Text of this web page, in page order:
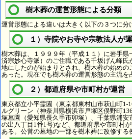
樹木葬の運営形態による分類
運営形態による違いは大きく以下の３つに分
１）寺院やお寺や宗教法人が
樹木葬は、１９９９年（平成１１）に岩手
済宗妙心寺派）のご住職である千坂げん峰
地にしたのが始まりとされ、樹木葬の始め
あった。現在でも樹木葬の運営形態の主流を
２）都道府県や市町村が運営
東京都立小平霊園（東京都東村山市萩山町1-
ルグリーン（神奈川県横浜市戸塚区俣野町
塚墓園（愛知県長久手市卯塚）、千葉県浦安
の出八丁目1番1号)など、都道府県や市町村
ある。公営の墓地の一部を樹木葬に改修する